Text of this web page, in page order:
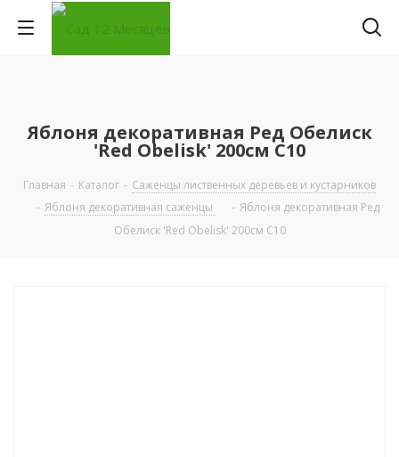
Яблоня декоративная Ред Обелиск
'Red Obelisk' 200см С10
Главная - Каталог - Саженцы лиственных деревьев и кустарников
- Яблоня декоративная саженцы - Яблоня декоративная Ред
Обелиск 'Red Obelisk' 200см С10